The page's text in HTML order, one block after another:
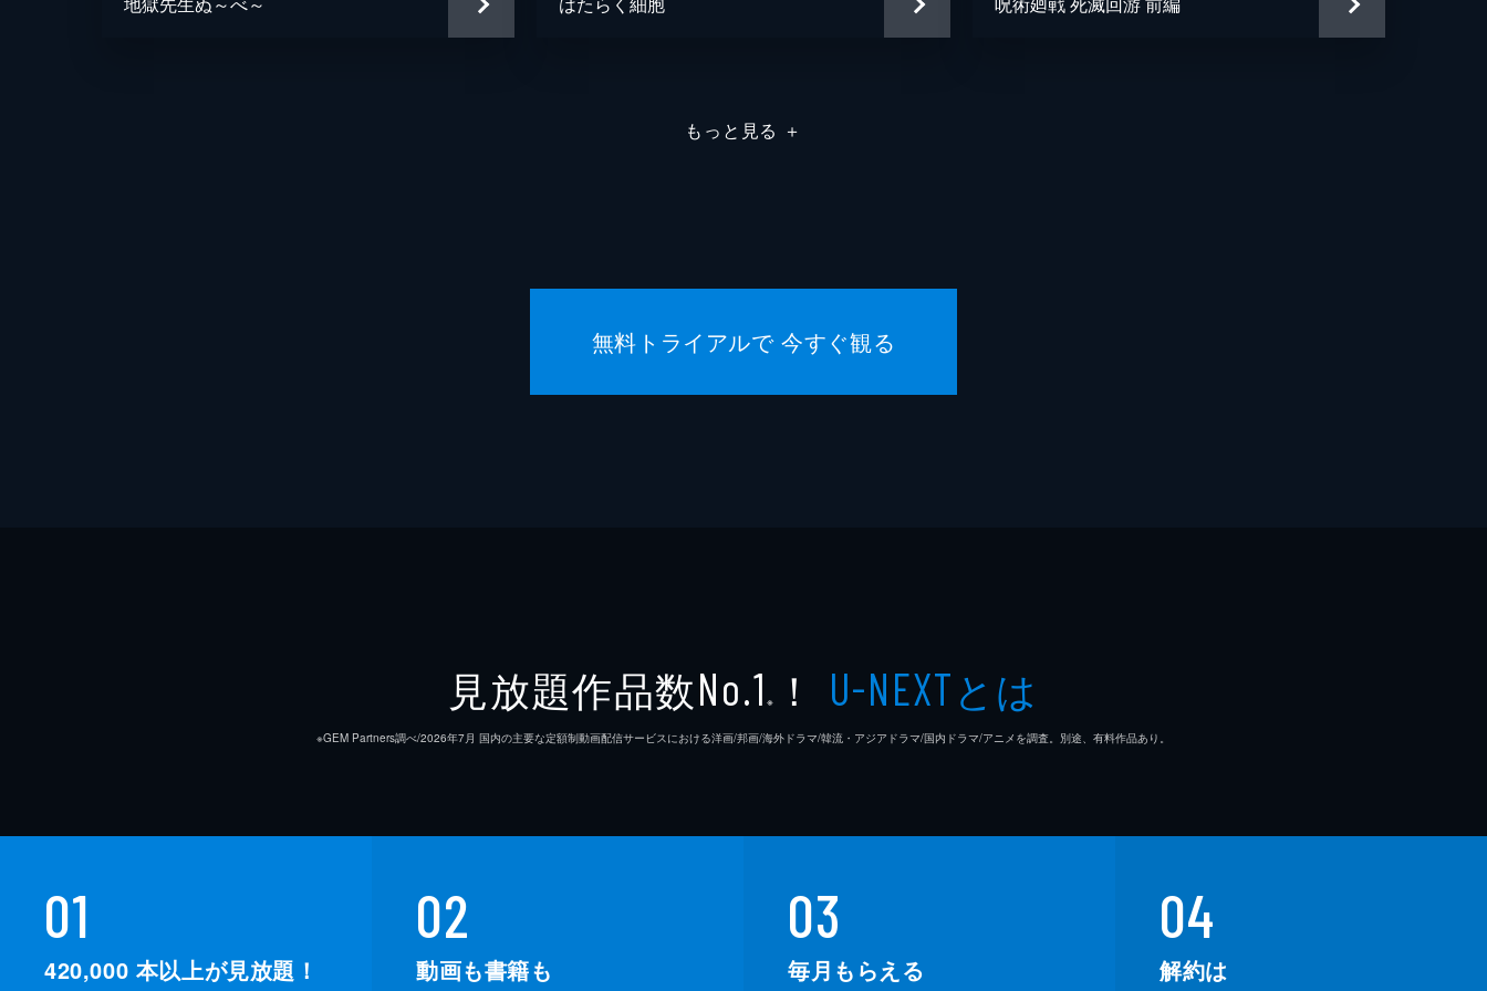
もっと見る ＋
無料トライアルで 今すぐ観る
見放題作品数No.1 ※ ！ U-NEXTとは
※GEM Partners調べ/2026年7⽉ 国内の主要な定額制動画配信サービスにおける洋画/邦画/海外ドラマ/韓流・アジアドラマ/国内ドラマ/アニメを調査。別途、有料作品あり。
01
420,000 本以上が見放題！
02
動画も書籍も
03
毎月もらえる
04
解約は